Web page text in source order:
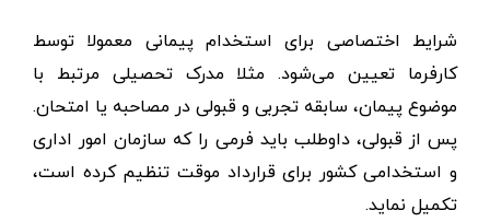
شرایط اختصاصی برای استخدام پیمانی معمولا توسط
کارفرما تعیین می‌شود. مثلا مدرک تحصیلی مرتبط با
موضوع پیمان، سابقه تجربی و قبولی در مصاحبه یا امتحان.
پس از قبولی، داوطلب باید فرمی را که سازمان امور اداری
و استخدامی کشور برای قرارداد موقت تنظیم کرده است،
تکمیل نماید.